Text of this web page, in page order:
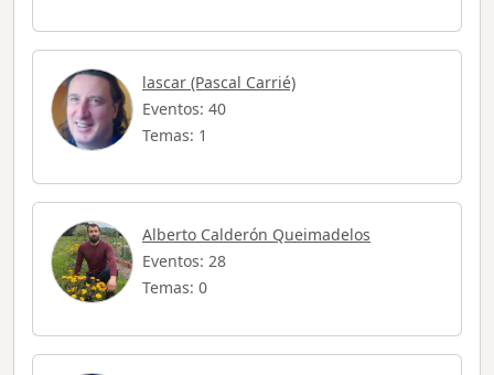
lascar (Pascal Carrié)
Eventos: 40
Temas: 1
Alberto Calderón Queimadelos
Eventos: 28
Temas: 0